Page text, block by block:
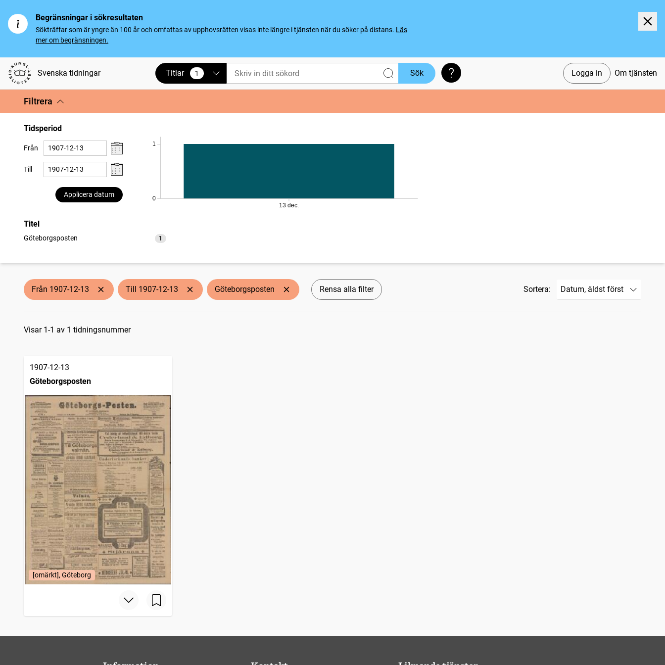
Begränsningar i sökresultaten
Sökträffar som är yngre än 100 år och omfattas av upphovsrätten visas inte längre i tjänsten när du söker på distans. Läs
mer om begränsningen.
Svenska tidningar Logga in Om tjänsten
Titlar 1
vald Sök Söktips
Filtrera
Tidsperiod
Från
Till
Applicera datum
0
1
13 dec.
Titel
Göteborgsposten 1
träffar
Från 1907-12-13 Till 1907-12-13 Göteborgsposten Rensa alla filter Sortera:
Sökresultat
Visar 1-1 av 1 tidningsnummer
1907-12-13
Göteborgsposten
[omärkt], Göteborg